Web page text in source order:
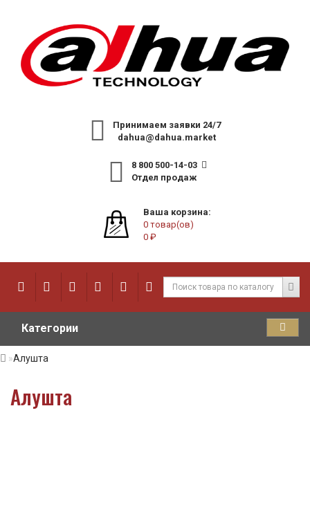
Принимаем заявки 24/7
dahua@dahua.market
8 800 500-14-03
Отдел продаж
Ваша корзина:
0 товар(ов)
0 ₽
Категории
Алушта
Алушта